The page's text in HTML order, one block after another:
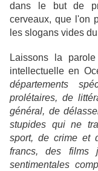
dans le but de
cerveaux, que l'on
les slogans vides
Laissons la
intellectuelle en
départements
prolétaires, de
général, de
stupides qui ne
sport, de crime et
francs, des films
sentimentales